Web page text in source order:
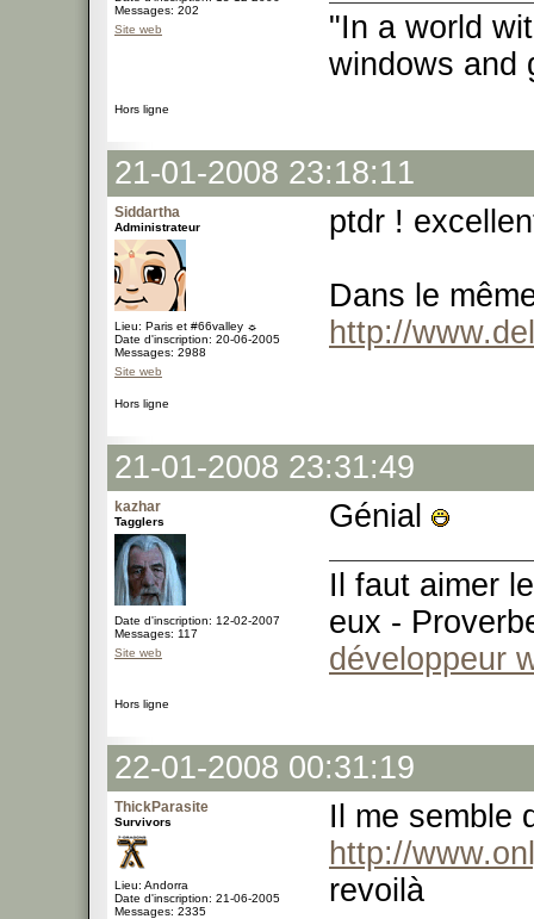
Messages: 202
Site web
"In a world
windows and
Hors ligne
21-01-2008 23:18:11
Siddartha
Administrateur
Lieu: Paris et #66valley ☼
Date d'inscription: 20-06-2005
Messages: 2988
Site web
ptdr !
Dans le
http://
Hors ligne
21-01-2008 23:31:49
kazhar
Tagglers
Date d'inscription: 12-02-2007
Messages: 117
Site web
Génial
Il faut aimer
eux -
développeur
Hors ligne
22-01-2008 00:31:19
ThickParasite
Survivors
Lieu: Andorra
Date d'inscription: 21-06-2005
Messages: 2335
Il me semble
http://
revoilà